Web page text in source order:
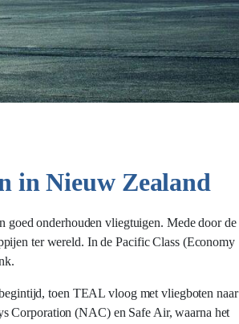
in Nieuw Zealand
goed onderhouden vliegtuigen. Mede door de
ter wereld. In de Pacific Class (Economy
toen TEAL vloog met vliegboten naar
Corporation (NAC) en Safe Air, waarna het